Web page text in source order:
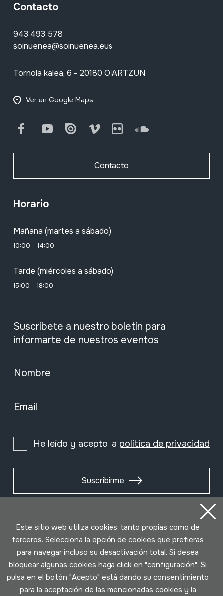
Contacto
943 493 578
soinuenea@soinuenea.eus
Tornola kalea, 6 - 20180 OIARTZUN
Ver en Google Maps
FacebookYoutube Issuu Vimeo Flickr SoundCloud
Contacto
Horario
Mañana (martes a sábado)
10:00 - 14:00
Tarde (miércoles a sábado)
15:00 - 18:00
Suscríbete a nuestro boletín para
informarte de nuestros eventos
Nombre
Email
He leído y acepto la política de privacidad
Suscribirme
Este sitio web utiliza cookies, tanto propias como de
terceros. Selecciona la opción de cookies que prefieras
para navegar incluso su desactivación total. Si desea
bloquear algunas cookies haga click en "configuración". Si
pulsa en el botón "Acepto" está dando su consentimiento
para la aceptación de las mencionadas cookies y la